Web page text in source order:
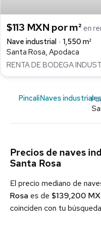
$113 MXN por m² en
Nave industrial
1,550 m²
Santa Rosa, Apodaca
RENTA DE BODEGA
PincaliNaves
Precios de naves
Santa Rosa
El precio mediano de
Rosa es de $139,200
coinciden con tu